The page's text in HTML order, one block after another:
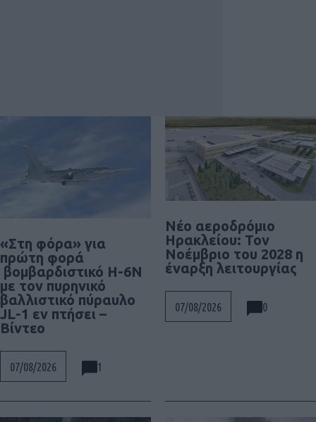
«Στη φόρα» για
πρώτη φορά
βομβαρδιστικό H-6N
με τον πυρηνικό
βαλλιστικό πύραυλο
JL-1 εν πτήσει –
Βίντεο
07/08/2026 1
Νέο αεροδρόμιο
Ηρακλείου: Τον
Νοέμβριο του 2028 η
έναρξη λειτουργίας
07/08/2026 0